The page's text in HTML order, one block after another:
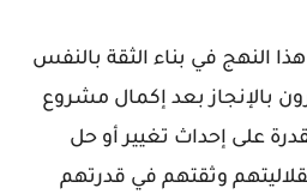
النهج في بناء الثقة بالنفس
بالإنجاز بعد إكمال مشروع
على إحداث تغيير أو حل
وثقتهم في قدرتهم